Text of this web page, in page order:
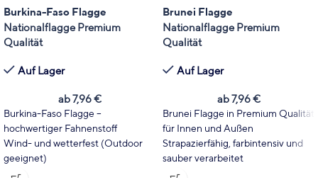
Burkina-Faso Flagge
Nationalflagge Premium
Qualität
Auf Lager
ab7,96€
Burkina-Faso Flagge –
hochwertiger Fahnenstoff
Wind- und wetterfest (Outdoor
geeignet)
Wählen Sie Fahnentyp und Größe
Brunei Flagge
Nationalflagge Premium
Qualität
Auf Lager
ab7,96€
Brunei Flagge in Premium Qualität
für Innen und Außen
Strapazierfähig, farbintensiv und
sauber verarbeitet
Wählen Sie Format und Größe